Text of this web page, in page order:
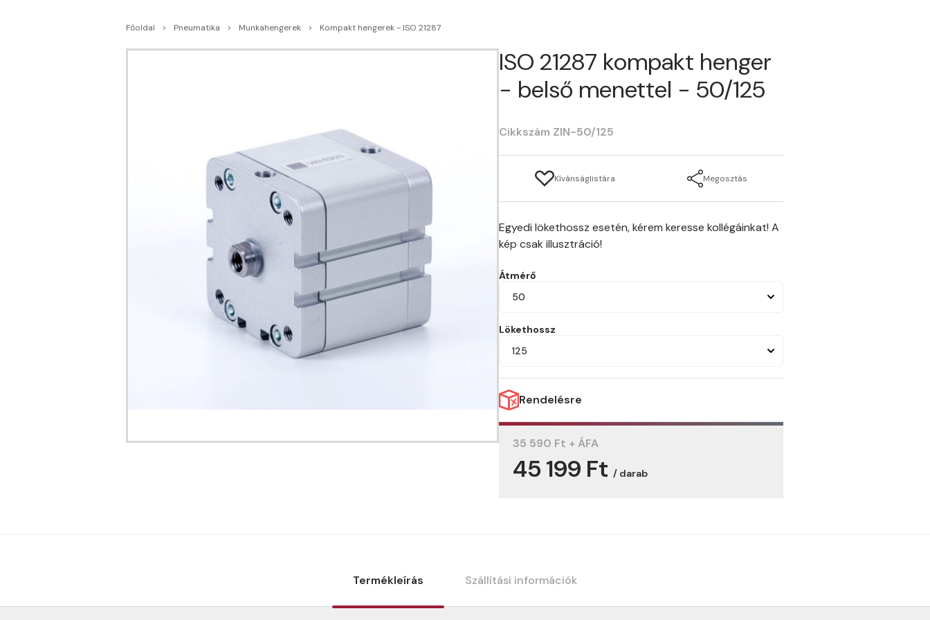
Főoldal Pneumatika Munkahengerek Kompakt hengerek - ISO 21287
ISO 21287 kompakt henger
- belső menettel - 50/125
Cikkszám ZIN-50/125
Kívánságlistára Megosztás
Egyedi lökethossz esetén, kérem keresse kollégáinkat! A
kép csak illusztráció!
Átmérő
50
Lökethossz
125
Rendelésre
35 590 Ft + ÁFA
45 199 Ft / darab
Termékleírás Szállítási információk